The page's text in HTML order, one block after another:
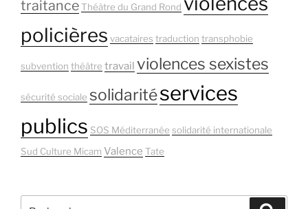
traitanceThéâtre du Grand Rond
policières vacataires traduction transphobie
subvention théâtre travail violences sexistes
sécurité sociale solidaritéservices
publics SOS Méditerranée solidarité internationale
Sud Culture Micam Valence Tate